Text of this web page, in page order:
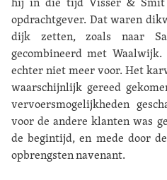
opdrachtgever. Dat waren
dijk zetten, zoals naar
gecombineerd met
echter niet meer voor. Het
waarschijnlijk gereed
vervoersmogelijkheden
voor de andere klanten was
de begintijd, en mede door
opbrengsten navenant.